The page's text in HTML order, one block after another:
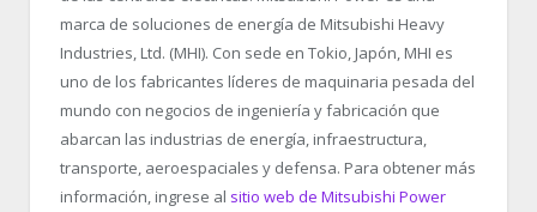
marca de soluciones de energía de Mitsubishi Heavy
Industries, Ltd. (MHI). Con sede en Tokio, Japón, MHI es
uno de los fabricantes líderes de maquinaria pesada del
mundo con negocios de ingeniería y fabricación que
abarcan las industrias de energía, infraestructura,
transporte, aeroespaciales y defensa. Para obtener más
información, ingrese al sitio web de Mitsubishi Power